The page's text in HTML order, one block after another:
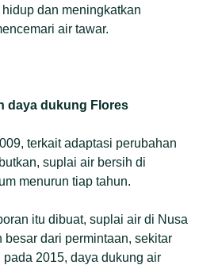
dan meningkatkan
air tawar.
daya dukung Flores
terkait adaptasi perubahan
suplai air bersih di
menurun tiap tahun.
itu dibuat, suplai air di Nusa
besar dari permintaan, sekitar
pada 2015, daya dukung air